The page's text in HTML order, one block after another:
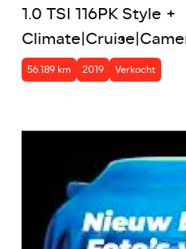
1.0 TSI 116PK Style +
56.189 km 2019 Verkocht